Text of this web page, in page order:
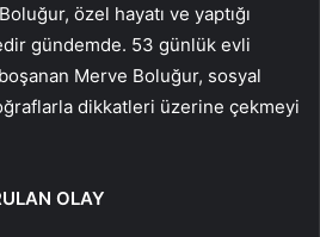
özel hayatı ve yaptığı
gündemde. 53 günlük evli
Merve Boluğur, sosyal
dikkatleri üzerine çekmeyi
OLAY